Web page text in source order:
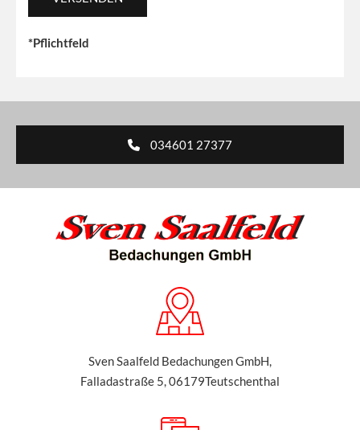
*Pflichtfeld
034601 27377
Sven Saalfeld Bedachungen GmbH,
Falladastraße 5, 06179Teutschenthal